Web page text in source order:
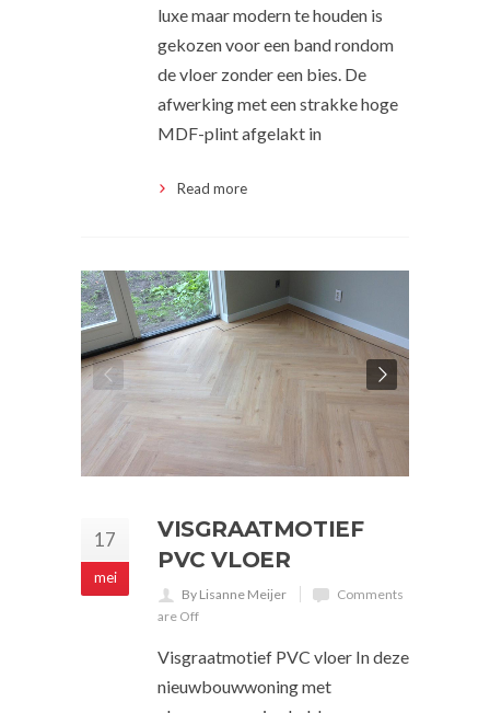
luxe maar modern te houden is
gekozen voor een band rondom
de vloer zonder een bies. De
afwerking met een strakke hoge
MDF-plint afgelakt in
Read more
17
mei
VISGRAATMOTIEF
PVC VLOER
By Lisanne Meijer
Comments
are Off
Visgraatmotief PVC vloer In deze
nieuwbouwwoning met